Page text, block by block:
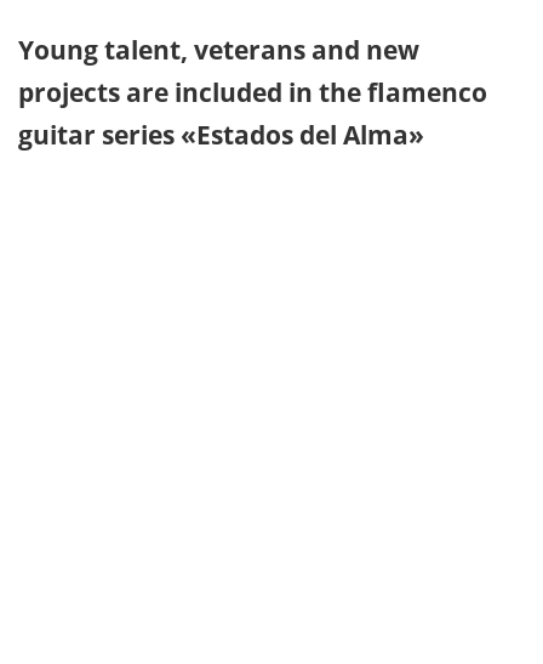
Young talent, veterans and new
projects are included in the flamenco
guitar series «Estados del Alma»